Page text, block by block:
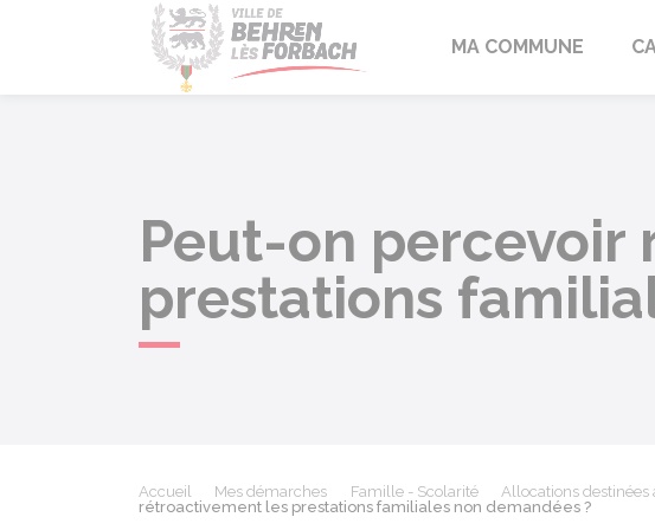
Behren-lès-Forbach
MA COMMUNE
Peut-on
prestations
Accueil Mes démarches Famille - Scolarité Allocations destinées
rétroactivement les prestations familiales non demandées ?